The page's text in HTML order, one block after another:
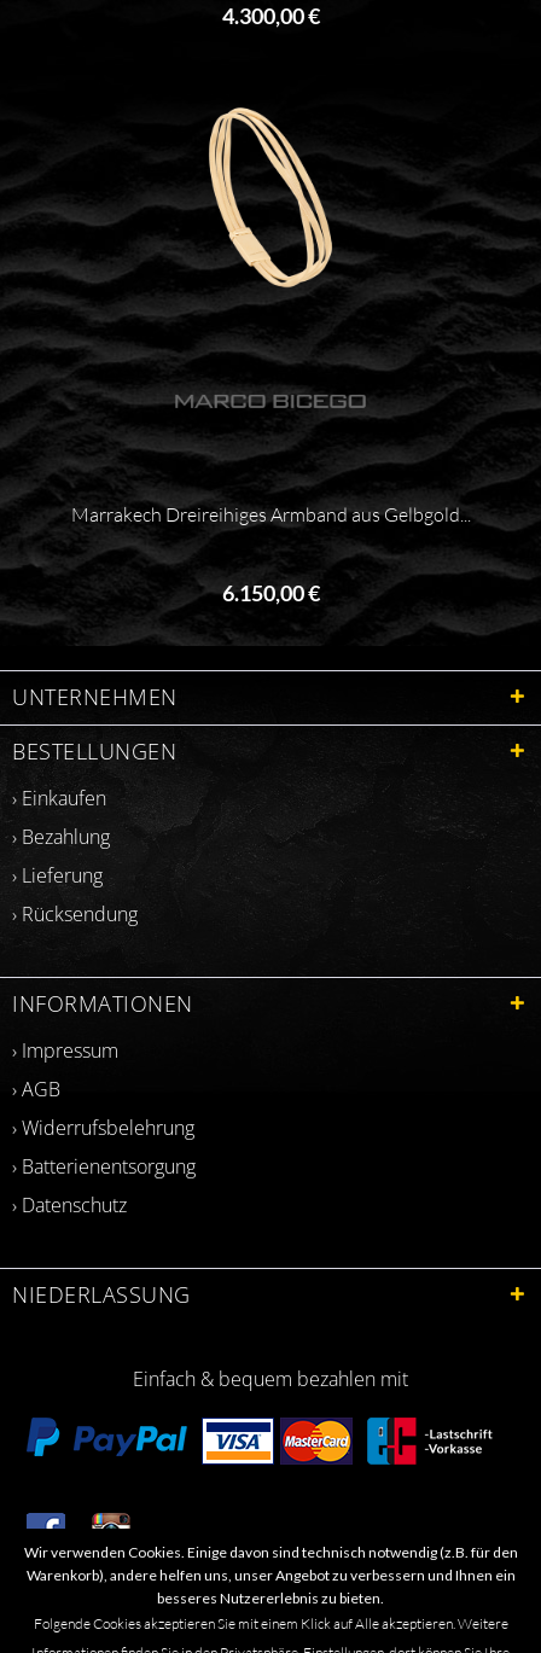
4.300,00 €
Marrakech Dreireihiges Armband aus Gelbgold...
6.150,00 €
UNTERNEHMEN
BESTELLUNGEN
› Einkaufen
› Bezahlung
› Lieferung
› Rücksendung
INFORMATIONEN
› Impressum
› AGB
› Widerrufsbelehrung
› Batterienentsorgung
› Datenschutz
NIEDERLASSUNG
Einfach & bequem bezahlen mit
​Letzte Aktualisierung: 06.2026
Wir verwenden Cookies. Einige davon sind technisch notwendig (z.B. für den
Warenkorb), andere helfen uns, unser Angebot zu verbessern und Ihnen ein
besseres Nutzererlebnis zu bieten.
Folgende Cookies akzeptieren Sie mit einem Klick auf Alle akzeptieren. Weitere